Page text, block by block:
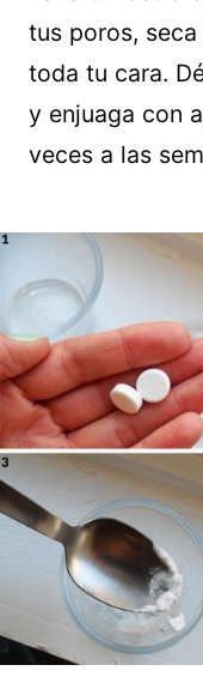
tus poros,
toda tu cara.
y enjuaga con
veces a las